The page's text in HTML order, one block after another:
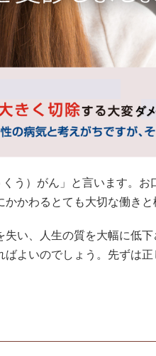
う）がん」と言います。
かわるとても大切な働きと
い、人生の質を大幅に低
よいのでしょう。先ずは